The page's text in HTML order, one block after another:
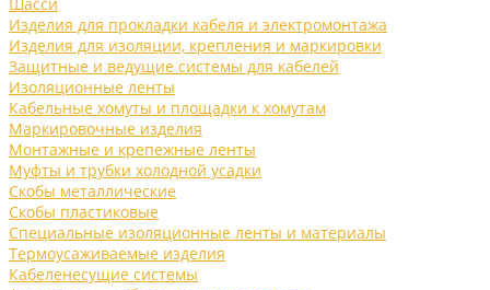
Изделия для прокладки кабеля и электромонтажа
Изделия для изоляции, крепления и маркировки
Защитные и ведущие системы для кабелей
Изоляционные ленты
Кабельные хомуты и площадки к хомутам
Маркировочные изделия
Монтажные и крепежные ленты
Муфты и трубки холодной усадки
Скобы металлические
Скобы пластиковые
Специальные изоляционные ленты и материалы
Термоусаживаемые изделия
Кабеленесущие системы